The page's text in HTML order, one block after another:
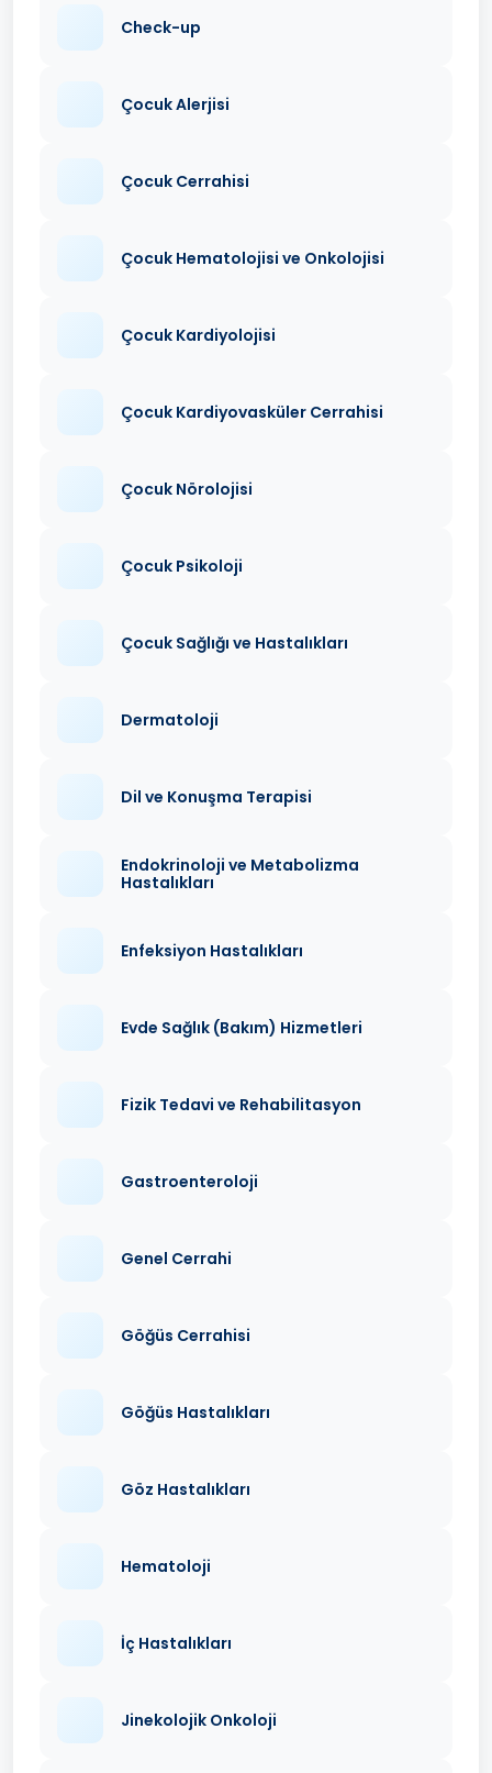
Check-up
Çocuk Alerjisi
Çocuk Cerrahisi
Çocuk Hematolojisi ve Onkolojisi
Çocuk Kardiyolojisi
Çocuk Kardiyovasküler Cerrahisi
Çocuk Nörolojisi
Çocuk Psikoloji
Çocuk Sağlığı ve Hastalıkları
Dermatoloji
Dil ve Konuşma Terapisi
Endokrinoloji ve Metabolizma
Hastalıkları
Enfeksiyon Hastalıkları
Evde Sağlık (Bakım) Hizmetleri
Fizik Tedavi ve Rehabilitasyon
Gastroenteroloji
Genel Cerrahi
Göğüs Cerrahisi
Göğüs Hastalıkları
Göz Hastalıkları
Hematoloji
İç Hastalıkları
Jinekolojik Onkoloji